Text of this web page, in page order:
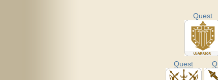
Quest
Quest